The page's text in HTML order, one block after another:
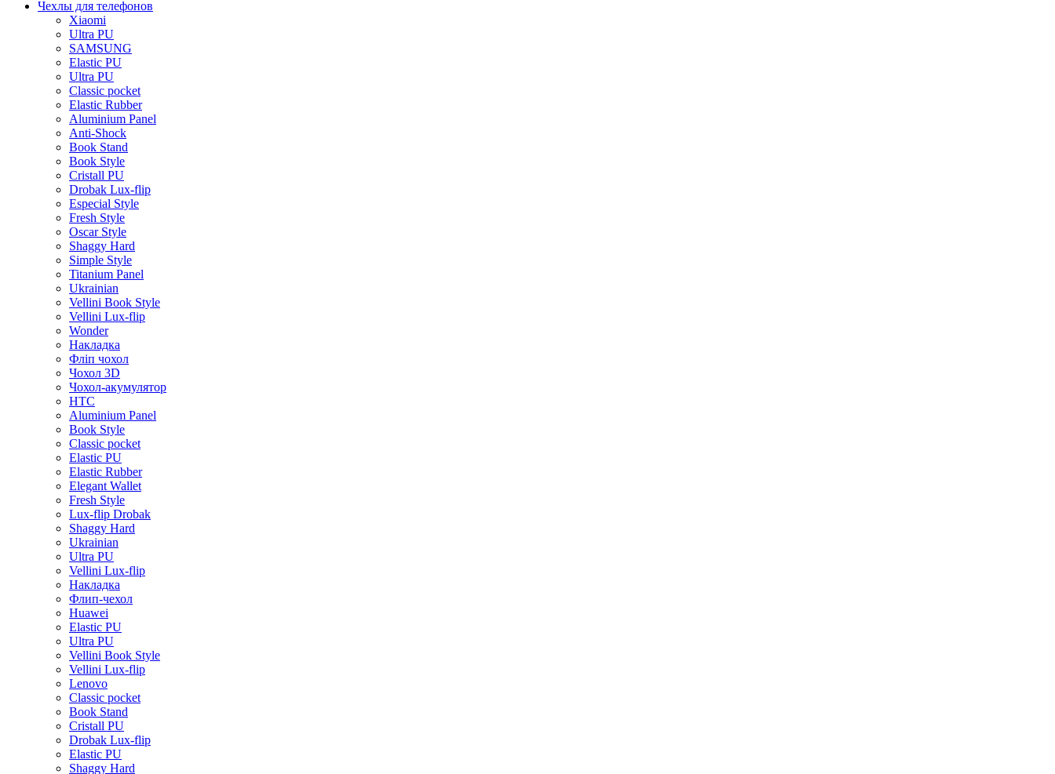
Чехлы для телефонов
Xiaomi
Ultra PU
SAMSUNG
Elastic PU
Ultra PU
Classic pocket
Elastic Rubber
Aluminium Panel
Anti-Shock
Book Stand
Book Style
Cristall PU
Drobak Lux-flip
Especial Style
Fresh Style
Oscar Style
Shaggy Hard
Simple Style
Titanium Panel
Ukrainian
Vellini Book Style
Vellini Lux-flip
Wonder
Накладка
Фліп чохол
Чохол 3D
Чохол-акумулятор
HTC
Aluminium Panel
Book Style
Classic pocket
Elastic PU
Elastic Rubber
Elegant Wallet
Fresh Style
Lux-flip Drobak
Shaggy Hard
Ukrainian
Ultra PU
Vellini Lux-flip
Накладка
Флип-чехол
Huawei
Elastic PU
Ultra PU
Vellini Book Style
Vellini Lux-flip
Lenovo
Classic pocket
Book Stand
Cristall PU
Drobak Lux-flip
Elastic PU
Shaggy Hard